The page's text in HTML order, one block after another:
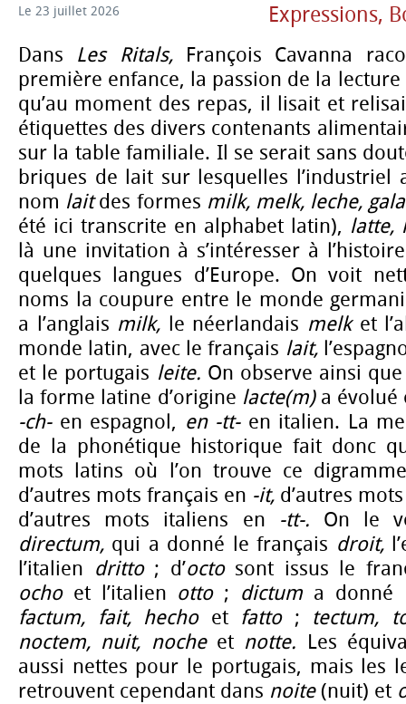
Le 23 juillet 2026 Expressions,
Dans Les Ritals, François Cavanna
première enfance, la passion de la
qu’au moment des repas, il lisait et
étiquettes des divers contenants
sur la table familiale. Il se serait sans
briques de lait sur lesquelles l’industriel
nom laitdes formes milk, melk, leche,
été ici transcrite en alphabet latin), latte,
là une invitation à s’intéresser à
quelques langues d’Europe. On voit
noms la coupure entre le monde
a l’anglais milk, le néerlandais melk et
monde latin, avec le français lait,
et le portugais leite. On observe ainsi
la forme latine d’origine lacte(m)a évolué
-ch- en espagnol, en -tt- en italien. La
de la phonétique historique fait donc
mots latins où l’on trouve ce
d’autres mots français en -it, d’autres
d’autres mots italiens en -tt-. On le
directum, qui a donné le français droit,
l’italien dritto ; d’octo sont issus le
ochoet l’italien otto ; dictum a donné
factum,
fait, hechoet fatto ; tectum,
noctem, nuit, noche et notte. Les
aussi nettes pour le portugais, mais les
retrouvent cependant dans noite(nuit) et